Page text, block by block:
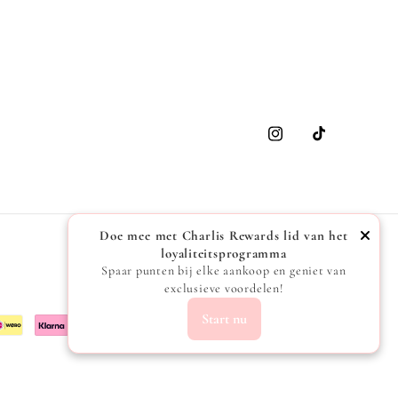
InstagramTikTok
Doe mee met Charlis Rewards lid van het
loyaliteitsprogramma
Spaar punten bij elke aankoop en geniet van
exclusieve voordelen!
Start nu